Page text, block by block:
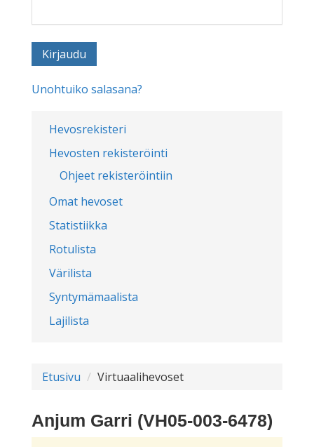
Hevosrekisteri
Hevosten rekisteröinti
Ohjeet rekisteröintiin
Omat hevoset
Statistiikka
Rotulista
Värilista
Syntymämaalista
Lajilista
Unohtuiko salasana?
Etusivu Virtuaalihevoset
Anjum Garri (VH05-003-6478)